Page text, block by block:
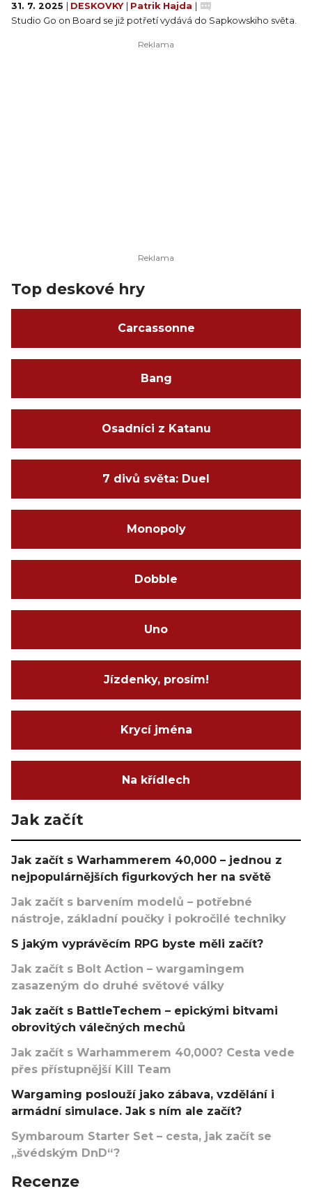
31. 7. 2025 DESKOVKY Patrik Hajda
Studio Go on Board se již potřetí vydává do Sapkowskiho světa.
Top deskové hry
Carcassonne
Bang
Osadníci z Katanu
7 divů světa: Duel
Monopoly
Dobble
Uno
Jízdenky, prosím!
Krycí jména
Na křídlech
Jak začít
Jak začít s Warhammerem 40,000 – jednou z
nejpopulárnějších figurkových her na světě
Jak začít s barvením modelů – potřebné
nástroje, základní poučky i pokročilé techniky
S jakým vyprávěcím RPG byste měli začít?
Jak začít s Bolt Action – wargamingem
zasazeným do druhé světové války
Jak začít s BattleTechem – epickými bitvami
obrovitých válečných mechů
Jak začít s Warhammerem 40,000? Cesta vede
přes přístupnější Kill Team
Wargaming poslouží jako zábava, vzdělání i
armádní simulace. Jak s ním ale začít?
Symbaroum Starter Set – cesta, jak začít se
„švédským DnD“?
Recenze